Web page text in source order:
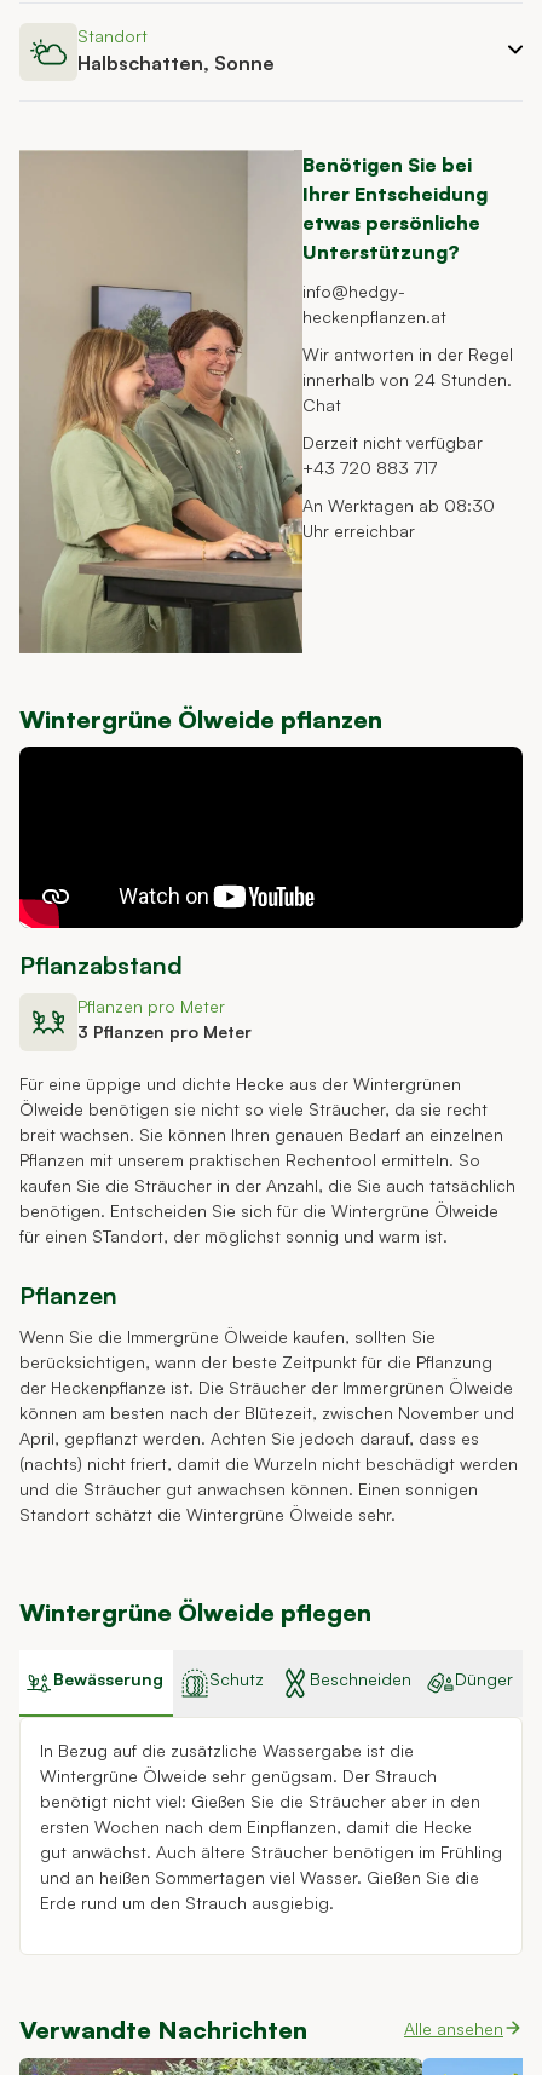
Standort
Halbschatten, Sonne
Benötigen Sie bei
Ihrer Entscheidung
etwas persönliche
Unterstützung?
info@hedgy-
heckenpflanzen.at
Wir antworten in der Regel
innerhalb von 24 Stunden.
Chat
Derzeit nicht verfügbar
+43 720 883 717
An Werktagen ab 08:30
Uhr erreichbar
Wintergrüne Ölweide pflanzen
Pflanzabstand
Pflanzen pro Meter
3 Pflanzen pro Meter
Für eine üppige und dichte Hecke aus der Wintergrünen
Ölweide benötigen sie nicht so viele Sträucher, da sie recht
breit wachsen. Sie können Ihren genauen Bedarf an einzelnen
Pflanzen mit unserem praktischen Rechentool ermitteln. So
kaufen Sie die Sträucher in der Anzahl, die Sie auch tatsächlich
benötigen. Entscheiden Sie sich für die Wintergrüne Ölweide
für einen STandort, der möglichst sonnig und warm ist.
Pflanzen
Wenn Sie die Immergrüne Ölweide kaufen, sollten Sie
berücksichtigen, wann der beste Zeitpunkt für die Pflanzung
der Heckenpflanze ist. Die Sträucher der Immergrünen Ölweide
können am besten nach der Blütezeit, zwischen November und
April, gepflanzt werden. Achten Sie jedoch darauf, dass es
(nachts) nicht friert, damit die Wurzeln nicht beschädigt werden
und die Sträucher gut anwachsen können. Einen sonnigen
Standort schätzt die Wintergrüne Ölweide sehr.
Wintergrüne Ölweide pflegen
Bewässerung Schutz Beschneiden Dünger
In Bezug auf die zusätzliche Wassergabe ist die
Wintergrüne Ölweide sehr genügsam. Der Strauch
benötigt nicht viel: Gießen Sie die Sträucher aber in den
ersten Wochen nach dem Einpflanzen, damit die Hecke
gut anwächst. Auch ältere Sträucher benötigen im Frühling
und an heißen Sommertagen viel Wasser. Gießen Sie die
Erde rund um den Strauch ausgiebig.
Verwandte Nachrichten Alle ansehen